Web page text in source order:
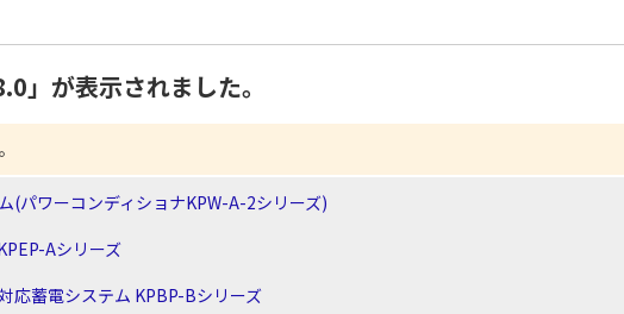
」が表示されました。
(パワーコンディショナKPW-A-2シリーズ)
Aシリーズ
応蓄電システム KPBP-Bシリーズ